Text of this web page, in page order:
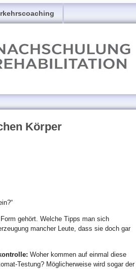
Körper
gehört. Welche Tipps man sich
mancher Leute, dass sie doch gar
Woher kommen auf einmal diese
Testung? Möglicherweise wird sogar der